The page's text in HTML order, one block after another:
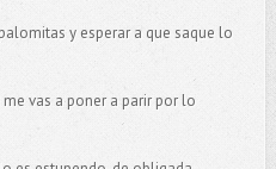
y esperar a que saque lo
vas a poner a parir por lo